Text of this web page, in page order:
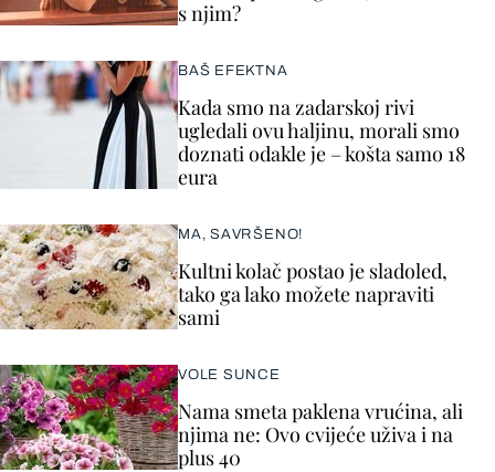
s njim?
BAŠ EFEKTNA
Kada smo na zadarskoj rivi
ugledali ovu haljinu, morali smo
doznati odakle je – košta samo 18
eura
MA, SAVRŠENO!
Kultni kolač postao je sladoled,
tako ga lako možete napraviti
sami
VOLE SUNCE
Nama smeta paklena vrućina, ali
njima ne: Ovo cvijeće uživa i na
plus 40